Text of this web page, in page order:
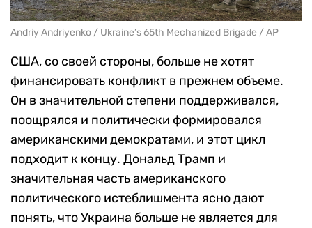
Andriy Andriyenko / Ukraine’s 65th Mechanized Brigade / AP
США, со своей стороны, больше не хотят
финансировать конфликт в прежнем объеме.
Он в значительной степени поддерживался,
поощрялся и политически формировался
американскими демократами, и этот цикл
подходит к концу. Дональд Трамп и
значительная часть американского
политического истеблишмента ясно дают
понять, что Украина больше не является для